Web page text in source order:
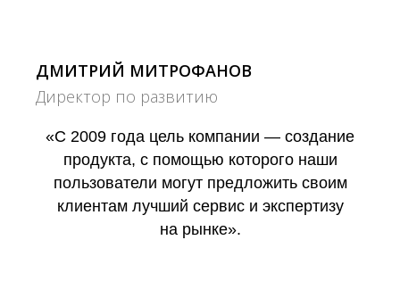
ДМИТРИЙ МИТРОФАНОВ
Директор по развитию
«С 2009 года цель компании — создание
продукта, с помощью которого наши
пользователи могут предложить своим
клиентам лучший сервис и экспертизу
на рынке».